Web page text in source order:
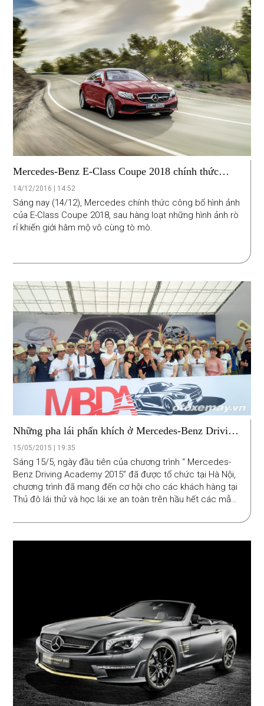
Mercedes-Benz E-Class Coupe 2018 chính thức
trình làng
14/12/2016 | 14:52
Sáng nay (14/12), Mercedes chính thức công bố hình ảnh
của E-Class Coupe 2018, sau hàng loạt những hình ảnh rò
rỉ khiến giới hâm mộ vô cùng tò mò.
Những pha lái phấn khích ở Mercedes-Benz Driving
Academy 2015
15/05/2015 | 19:35
Sáng 15/5, ngày đầu tiên của chương trình “ Mercedes-
Benz Driving Academy 2015” đã được tổ chức tại Hà Nội,
chương trình đã mang đến cơ hội cho các khách hàng tại
Thủ đô lái thử và học lái xe an toàn trên hầu hết các mẫu